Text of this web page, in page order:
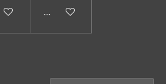
WarenkorbIn den Warenkorb